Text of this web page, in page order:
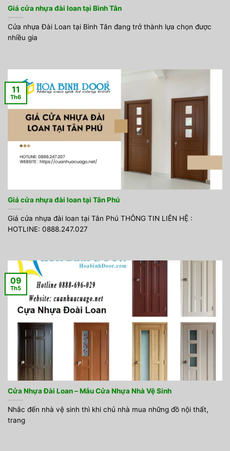
Giá cửa nhựa đài loan tại Bình Tân
Cửa nhựa Đài Loan tại Bình Tân đang trở thành lựa chọn được
nhiều gia
Giá cửa nhựa đài loan tại Tân Phú
Giá cửa nhựa đài loan tại Tân Phú THÔNG TIN LIÊN HỆ :
HOTLINE: 0888.247.027
11
Th6
Cửa Nhựa Đài Loan – Mẫu Cửa Nhựa Nhà Vệ Sinh
Nhắc đến nhà vệ sinh thì khi chủ nhà mua những đồ nội thất,
trang
09
Th5